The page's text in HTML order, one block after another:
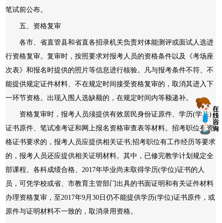
笔试前公布。
五、资格复审
各市、省直管县和省直各招录机关负责对体能测评或面试人选进
行资格复审。复审时，按照要求对报考人员的资格条件以及《考场座
次表》和报名时提供的照片等信息进行核验。凡与报考条件不符、不
能提供规定证件材料、不在规定时间接受资格复审的，取消其进入下
一环节资格。出现入围人选缺额的，在规定时间内等额递补。
资格复审时，报考人员须提供有效居民身份证原件、学历(学位)
证书原件、笔试准考证和网上报名资格审查表等材料。招考职位有资
格证书要求的，报考人员应提供相关证书;招考职位有工作经历等要求
的，报考人员还应提供相关证明材料。其中，已修完教学计划规定全
部课程、各科成绩合格、2017年毕业尚未取得学历(学位)证书的人
员，可凭学校或省、市教育主管部门出具的书面证明和有关证件材料
办理资格复审，至2017年9月30日仍不能提供学历(学位)证书原件，或
原件与证明材料不一致的，取消录用资格。